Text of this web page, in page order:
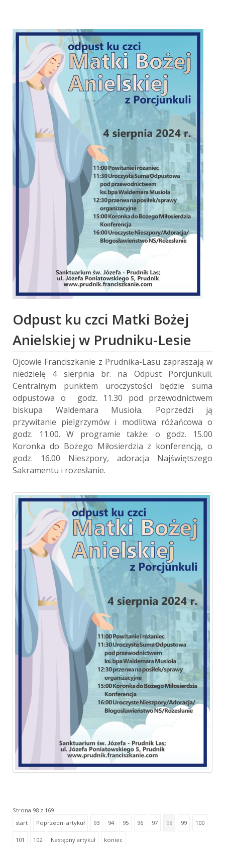
Odpust ku czci Matki Bożej
Anielskiej w Prudniku-Lesie
Ojcowie Franciszkanie z Prudnika-Lasu zapraszają w
niedzielę 4 sierpnia br. na Odpust Porcjunkuli.
Centralnym punktem uroczystości będzie suma
odpustowa o godz. 11.30 pod przewodnictwem
biskupa Waldemara Musioła. Poprzedzi ją
przywitanie pielgrzymów i modlitwa różańcowa o
godz. 11.00. W programie także: o godz. 15.00
Koronka do Bożego Miłosierdzia z konferencją, o
godz. 16.00 Nieszpory, adoracja Najświętszego
Sakramentu i rozesłanie.
Strona 98 z 169
start
Poprzedni artykuł 93 94 95 96 97 98 99 100
101 102 Następny artykuł koniec